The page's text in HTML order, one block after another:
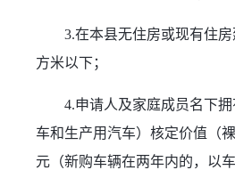
3.在本县无住房或现有住
方米以下；
4.申请人及家庭成员名下
车和生产用汽车）核定价值（
元（新购车辆在两年内的，以